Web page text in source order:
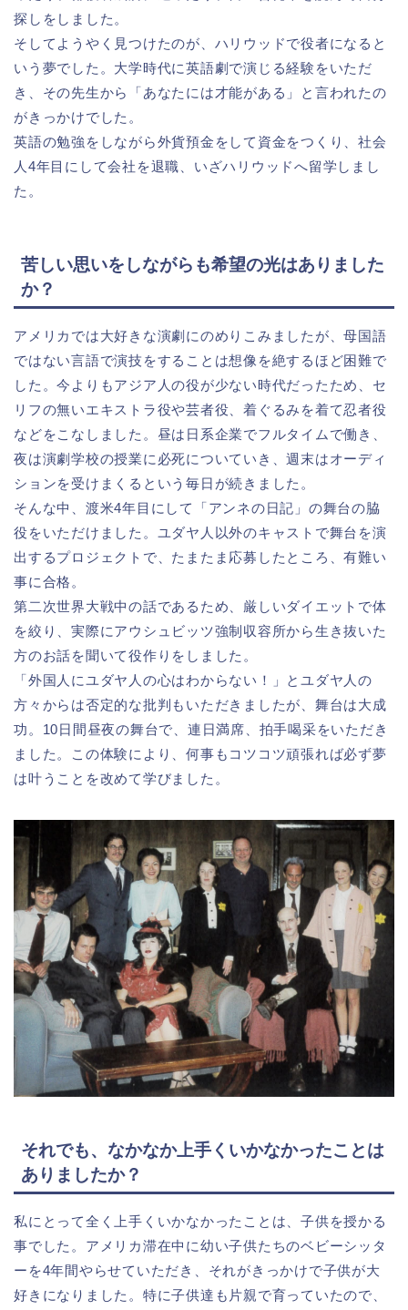
探しをしました。
そしてようやく見つけたのが、ハリウッドで役者になると
いう夢でした。大学時代に英語劇で演じる経験をいただ
き、その先生から「あなたには才能がある」と言われたの
がきっかけでした。
英語の勉強をしながら外貨預金をして資金をつくり、社会
人4年目にして会社を退職、いざハリウッドへ留学しまし
た。
苦しい思いをしながらも希望の光はありました
か？
アメリカでは大好きな演劇にのめりこみましたが、母国語
ではない言語で演技をすることは想像を絶するほど困難で
した。今よりもアジア人の役が少ない時代だったため、セ
リフの無いエキストラ役や芸者役、着ぐるみを着て忍者役
などをこなしました。昼は日系企業でフルタイムで働き、
夜は演劇学校の授業に必死についていき、週末はオーディ
ションを受けまくるという毎日が続きました。
そんな中、渡米4年目にして「アンネの日記」の舞台の脇
役をいただけました。ユダヤ人以外のキャストで舞台を演
出するプロジェクトで、たまたま応募したところ、有難い
事に合格。
第二次世界大戦中の話であるため、厳しいダイエットで体
を絞り、実際にアウシュビッツ強制収容所から生き抜いた
方のお話を聞いて役作りをしました。
「外国人にユダヤ人の心はわからない！」とユダヤ人の
方々からは否定的な批判もいただきましたが、舞台は大成
功。10日間昼夜の舞台で、連日満席、拍手喝采をいただき
ました。この体験により、何事もコツコツ頑張れば必ず夢
は叶うことを改めて学びました。
それでも、なかなか上手くいかなかったことは
ありましたか？
私にとって全く上手くいかなかったことは、子供を授かる
事でした。アメリカ滞在中に幼い子供たちのベビーシッタ
ーを4年間やらせていただき、それがきっかけで子供が大
好きになりました。特に子供達も片親で育っていたので、